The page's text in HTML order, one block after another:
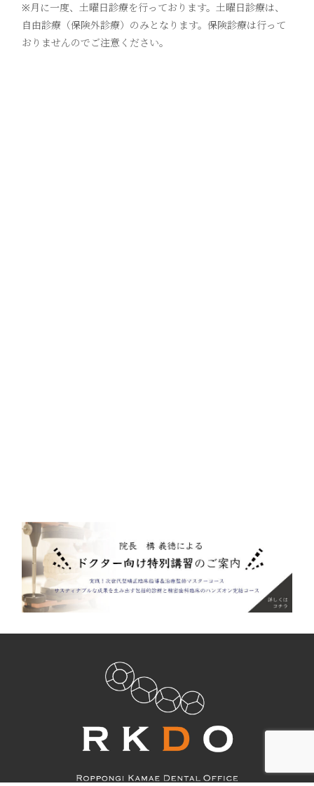
※月に一度、土曜日診療を行っております。土曜日診療は、
自由診療（保険外診療）のみとなります。保険診療は行って
おりませんのでご注意ください。